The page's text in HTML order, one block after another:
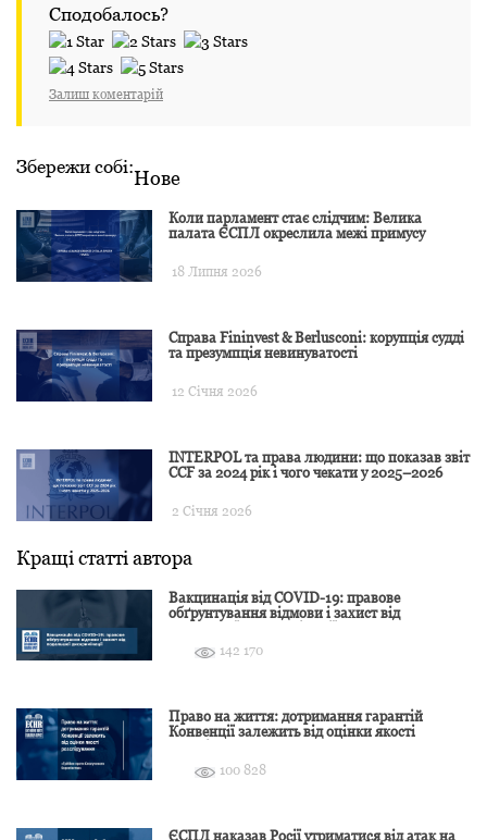
Сподобалось?
Залиш коментарій
Збережи собі:Нове
Коли парламент стає слідчим: Велика
палата ЄСПЛ окреслила межі примусу
18 Липня 2026
Справа Fininvest & Berlusconi: корупція судді
та презумпція невинуватості
12 Січня 2026
INTERPOL та права людини: що показав звіт
CCF за 2024 рік і чого чекати у 2025–2026
2 Січня 2026
Кращі статті автора
Вакцинація від COVID-19: правове
обґрунтування відмови і захист від
142 170
Право на життя: дотримання гарантій
Конвенції залежить від оцінки якості
100 828
ЄСПЛ наказав Росії утриматися від атак на